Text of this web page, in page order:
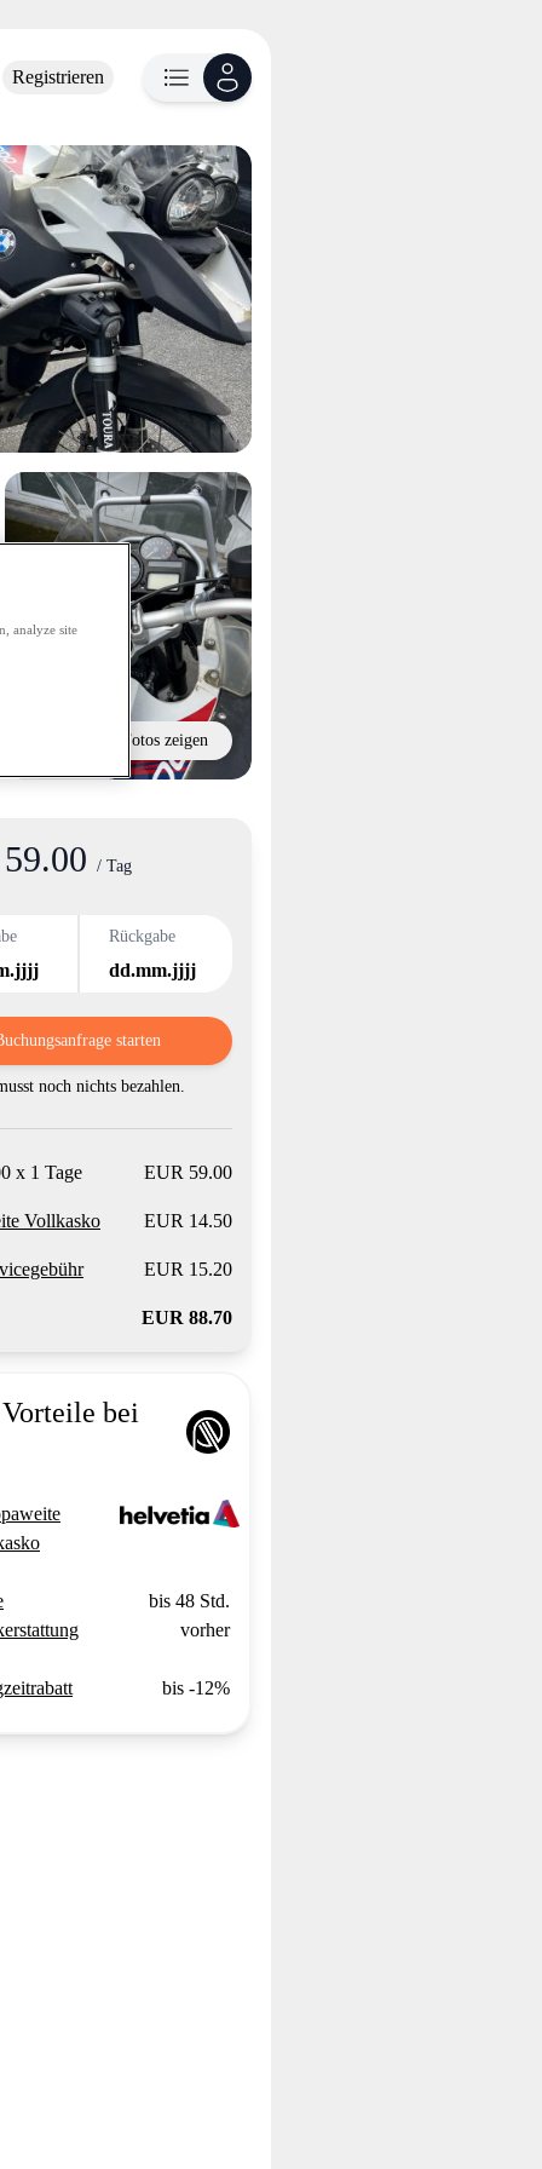
Registrieren
Alle Fotos zeigen
/ Tag
Rückgabe
dd.mm.jjjj
starten
noch nichts bezahlen.
x 1 Tage EUR 59.00
Vollkasko EUR 14.50
EUR 15.20
EUR 88.70
bei
bis 48 Std.
vorher
bis -12%
analyze site